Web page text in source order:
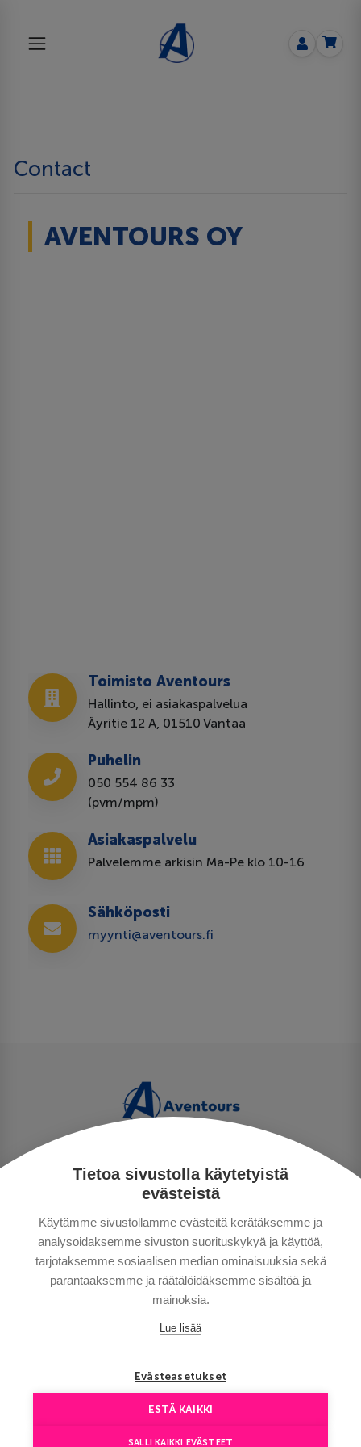
Tietoa sivustolla käytetyistä
evästeistä
Käytämme sivustollamme evästeitä kerätäksemme ja
analysoidaksemme sivuston suorituskykyä ja käyttöä,
tarjotaksemme sosiaalisen median ominaisuuksia sekä
parantaaksemme ja räätälöidäksemme sisältöä ja
mainoksia.
Lue lisää
Evästeasetukset
ESTÄ KAIKKI
SALLI KAIKKI EVÄSTEET
Contact
AVENTOURS OY
Toimisto Aventours
Hallinto, ei asiakaspalvelua
Äyritie 12 A, 01510 Vantaa
Puhelin
050 554 86 33
(pvm/mpm)
Asiakaspalvelu
Palvelemme arkisin Ma-Pe klo 10-16
Sähköposti
myynti@aventours.fi
PRIVACY POLICY
MAKSUTAVAT
GENERAL CONDITIONS
GOOD TO KNOW
CONTACTS
Copyright © Aventours 2026